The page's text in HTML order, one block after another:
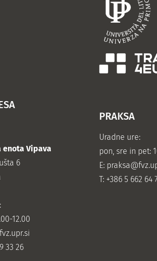
enota Vipava
6
12.00
33 26
PRAKSA
Uradne ure:
pon, sre in pet:
E:
T: +386 5 662 64